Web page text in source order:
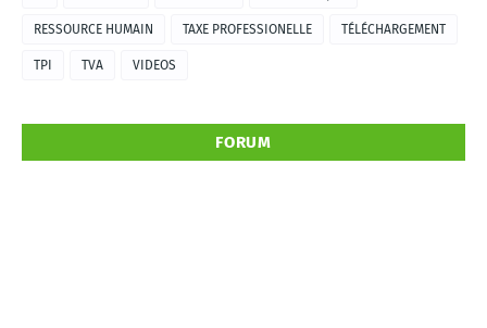
RESSOURCE HUMAIN TAXE PROFESSIONELLE TÉLÉCHARGEMENT
TPI TVA VIDEOS
FORUM